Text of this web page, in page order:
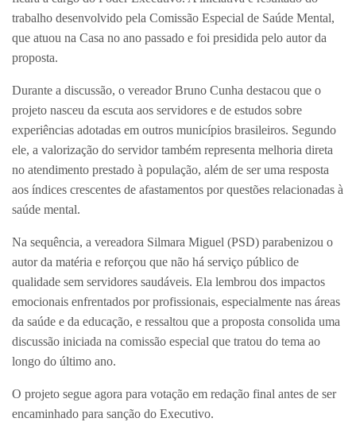
trabalho desenvolvido pela Comissão Especial de Saúde Mental,
que atuou na Casa no ano passado e foi presidida pelo autor da
proposta.
Durante a discussão, o vereador Bruno Cunha destacou que o
projeto nasceu da escuta aos servidores e de estudos sobre
experiências adotadas em outros municípios brasileiros. Segundo
ele, a valorização do servidor também representa melhoria direta
no atendimento prestado à população, além de ser uma resposta
aos índices crescentes de afastamentos por questões relacionadas à
saúde mental.
Na sequência, a vereadora Silmara Miguel (PSD) parabenizou o
autor da matéria e reforçou que não há serviço público de
qualidade sem servidores saudáveis. Ela lembrou dos impactos
emocionais enfrentados por profissionais, especialmente nas áreas
da saúde e da educação, e ressaltou que a proposta consolida uma
discussão iniciada na comissão especial que tratou do tema ao
longo do último ano.
O projeto segue agora para votação em redação final antes de ser
encaminhado para sanção do Executivo.